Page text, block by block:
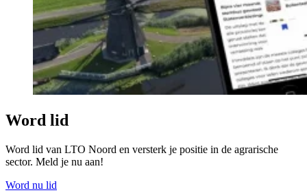
Word lid
Word lid van LTO Noord en versterk je positie in de agrarische
sector. Meld je nu aan!
Word nu lid